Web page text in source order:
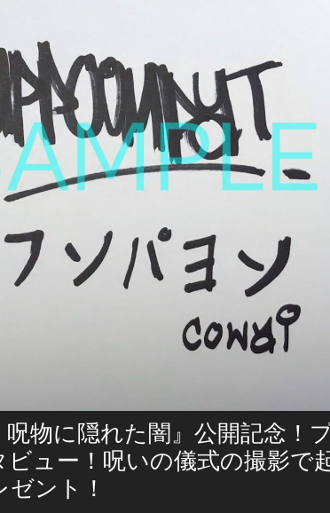
物に隠れた闇』公開記念！
ュー！呪いの儀式の撮影で
ント！